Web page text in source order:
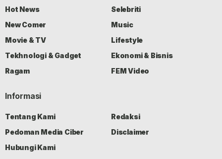
Hot News
Selebriti
New Comer
Music
Movie & TV
Lifestyle
Tekhnologi & Gadget
Ekonomi & Bisnis
Ragam
FEM Video
Informasi
Tentang Kami
Redaksi
Pedoman Media Ciber
Disclaimer
Hubungi Kami